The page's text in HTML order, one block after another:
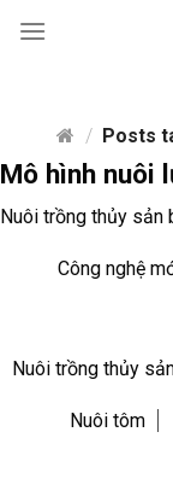
content
/ Posts
Mô hình nuôi
Nuôi trồng thủy sản
Công nghệ
Nuôi trồng thủy
Nuôi tôm